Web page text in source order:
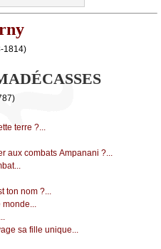
1814)
tеrrе ?...
аuх соmbаts Αmpаnаni ?...
tоn nоm ?...
mоndе...
sа fillе uniquе...